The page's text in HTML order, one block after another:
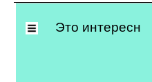
Navigation
Это интересно